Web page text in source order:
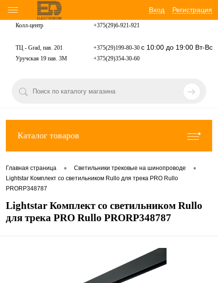
Вход Регистрация
Колл-центр +375(29)6-921-921
ТЦ - Grad, пав. 201 +375(29)199-80-30 с 10:00 до 19:00 Вт-Вс
Уручская 19 пав. 3М +375(29)354-30-60
Каталог товаров
Главная страница • Светильники трековые на шинопроводе •
Lightstar Комплект со светильником Rullo для трека PRO Rullo
PRORP348787
Lightstar Комплект со светильником Rullo
для трека PRO Rullo PRORP348787